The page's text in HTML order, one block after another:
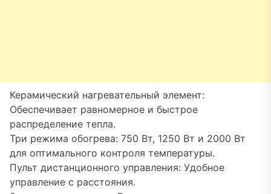
Керамический нагревательный элемент:
Обеспечивает равномерное и быстрое
распределение тепла.
Три режима обогрева: 750 Вт, 1250 Вт и 2000 Вт
для оптимального контроля температуры.
Пульт дистанционного управления: Удобное
управление с расстояния.